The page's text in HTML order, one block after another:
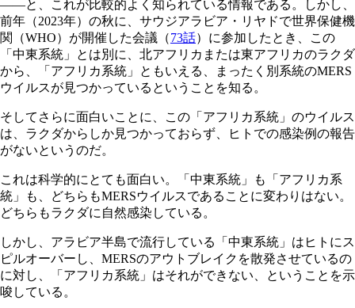
――と、これが比較的よく知られている情報である。しかし、
前年（2023年）の秋に、サウジアラビア・リヤドで世界保健機
関（WHO）が開催した会議（73話）に参加したとき、この
「中東系統」とは別に、北アフリカまたは東アフリカのラクダ
から、「アフリカ系統」ともいえる、まったく別系統のMERS
ウイルスが見つかっているということを知る。
そしてさらに面白いことに、この「アフリカ系統」のウイルス
は、ラクダからしか見つかっておらず、ヒトでの感染例の報告
がないというのだ。
これは科学的にとても面白い。「中東系統」も「アフリカ系
統」も、どちらもMERSウイルスであることに変わりはない。
どちらもラクダに自然感染している。
しかし、アラビア半島で流行している「中東系統」はヒトにス
ピルオーバーし、MERSのアウトブレイクを散発させているの
に対し、「アフリカ系統」はそれができない、ということを示
唆している。